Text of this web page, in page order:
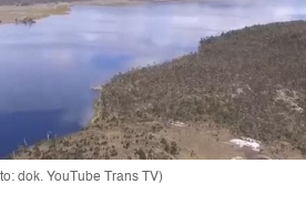
dok. YouTube Trans TV)